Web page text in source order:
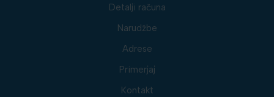
Detalji računa
Narudžbe
Adrese
Primerjaj
Kontakt